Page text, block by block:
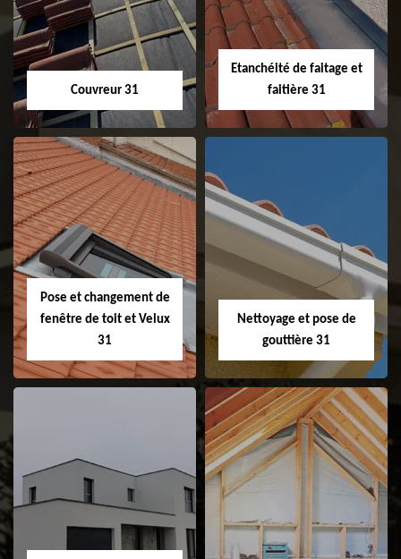
Couvreur 31
Couvreur 31
Etanchéité de faitage et
faitière 31
Etanchéité de
faitage et faitière
31
Pose et changement de
fenêtre de toit et Velux
31
Pose et
changement de
fenêtre de toit et
Velux 31
Nettoyage et pose de
gouttière 31
Nettoyage et pose